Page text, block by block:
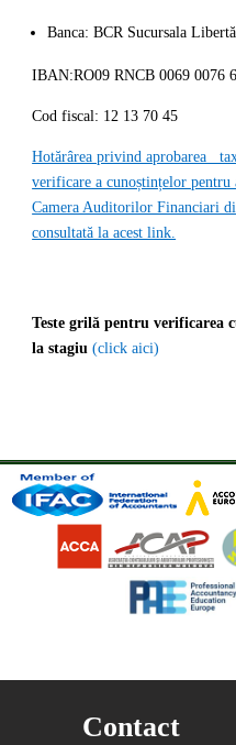
Banca: BCR Sucursala
IBAN:RO09 RNCB 0069 0076
Cod fiscal: 12 13 70 45
Hotărârea privind aprobarea
verificare a cunoștințelor pentru
Camera Auditorilor Financiari
consultată la acest link.
Teste grilă pentru verificarea
la stagiu(click aici)
Contact